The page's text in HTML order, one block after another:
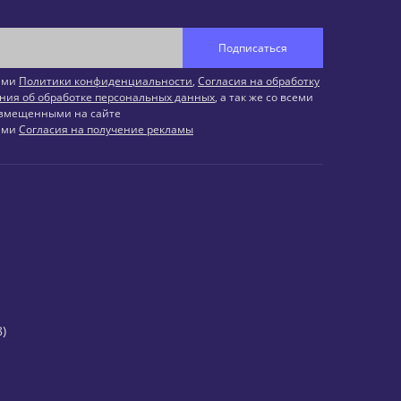
Подписаться
Политики конфиденциальности, Согласия на обработку
об обработке персональных данных, а так же со всеми
на сайте
Согласия на получение рекламы